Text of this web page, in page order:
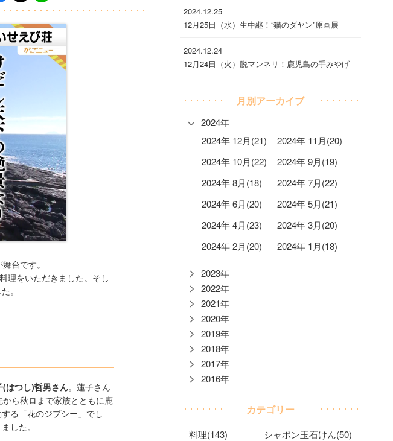
舞台です。
理をいただきました。そし
。
(はつし)哲男さん。蓮子さん
ら秋ロまで家族とともに鹿
る「花のジプシー」でし
した。
2024.12.25
12月25日（水）生中継！“猫のダヤン”原画展
2024.12.24
12月24日（火）脱マンネリ！鹿児島の手みやげ
月別アーカイブ
2024年
2024年 12月(21)
2024年 11月(20)
2024年 10月(22)
2024年 9月(19)
2024年 8月(18)
2024年 7月(22)
2024年 6月(20)
2024年 5月(21)
2024年 4月(23)
2024年 3月(20)
2024年 2月(20)
2024年 1月(18)
2023年
2022年
2021年
2020年
2019年
2018年
2017年
2016年
カテゴリー
料理(143)
シャボン玉石けん(50)